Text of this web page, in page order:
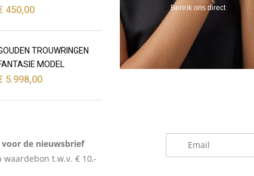
450,00
TROUWRINGEN
MODEL
5.998,00
Bereik ons direct
de nieuwsbrief
waardebon t.w.v. € 10,-